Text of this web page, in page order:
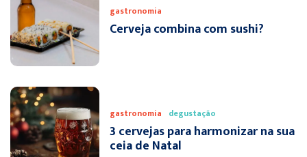
gastronomia
Cerveja combina com sushi?
gastronomia degustação
3 cervejas para harmonizar na sua
ceia de Natal